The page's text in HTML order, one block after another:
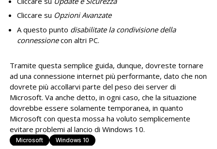
Cliccare su Opzioni Avanzate
A questo punto disabilitate la condivisione della
connessionecon altri PC.
Tramite questa semplice guida, dunque, dovreste tornare
ad una connessione internet più performante, dato che non
dovrete più accollarvi parte del peso dei server di
Microsoft. Va anche detto, in ogni caso, che la situazione
dovrebbe essere solamente temporanea, in quanto
Microsoft con questa mossa ha voluto semplicemente
evitare problemi al lancio di Windows 10.
Microsoft Windows 10